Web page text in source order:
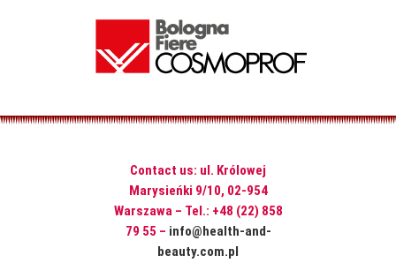
Contact us: ul. Królowej
Marysieńki 9/10, 02-954
Warszawa – Tel.: +48 (22) 858
79 55 – info@health-and-
beauty.com.pl